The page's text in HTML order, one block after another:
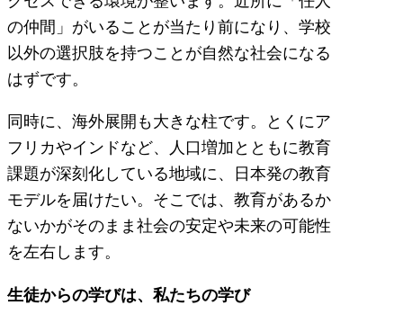
の仲間」がいることが当たり前になり、学校
以外の選択肢を持つことが自然な社会になる
はずです。
同時に、海外展開も大きな柱です。とくにア
フリカやインドなど、人口増加とともに教育
課題が深刻化している地域に、日本発の教育
モデルを届けたい。そこでは、教育があるか
ないかがそのまま社会の安定や未来の可能性
を左右します。
生徒からの学びは、私たちの学び